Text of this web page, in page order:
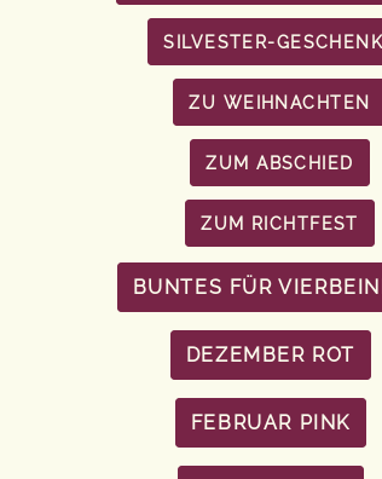
SILVESTER-
ZU WEIHNACHTEN
ZUM ABSCHIED
ZUM RICHTFEST
BUNTES FÜR
DEZEMBER ROT
FEBRUAR PINK